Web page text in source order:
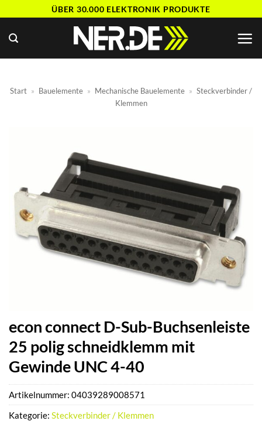
springen
ÜBER 30.000 ELEKTRONIK PRODUKTE
Start » Bauelemente » Mechanische Bauelemente » Steckverbinder /
Klemmen
econ connect D-Sub-Buchsenleiste
25 polig schneidklemm mit
Gewinde UNC 4-40
Artikelnummer: 04039289008571
Kategorie: Steckverbinder / Klemmen